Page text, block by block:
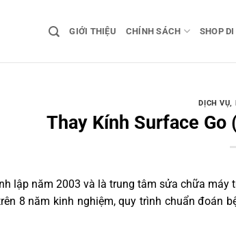
GIỚI THIỆU CHÍNH SÁCH SHOP
DỊCH VỤ,
Thay Kính Surface
lập năm 2003 và là trung tâm sửa chữa máy
8 năm kinh nghiệm, quy trình chuẩn đoán